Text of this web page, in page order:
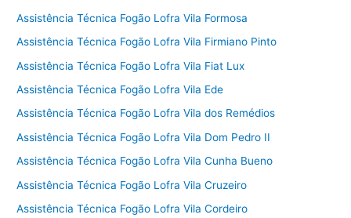
Assistência Técnica Fogão Lofra Vila Formosa
Assistência Técnica Fogão Lofra Vila Firmiano Pinto
Assistência Técnica Fogão Lofra Vila Fiat Lux
Assistência Técnica Fogão Lofra Vila Ede
Assistência Técnica Fogão Lofra Vila dos Remédios
Assistência Técnica Fogão Lofra Vila Dom Pedro II
Assistência Técnica Fogão Lofra Vila Cunha Bueno
Assistência Técnica Fogão Lofra Vila Cruzeiro
Assistência Técnica Fogão Lofra Vila Cordeiro